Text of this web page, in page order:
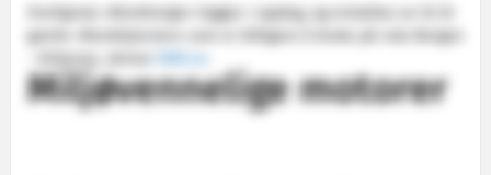
Hurtigruta «Nordnorge» legges i opplag, og erstattes av 52 år
gamle «Nordstjernen» som er billigere å bruke på ruta Bergen
- Kirkenes, skriver
Miljøvennelige motorer